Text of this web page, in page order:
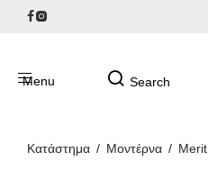
Κατάστημα / Μοντέρνα / Merit